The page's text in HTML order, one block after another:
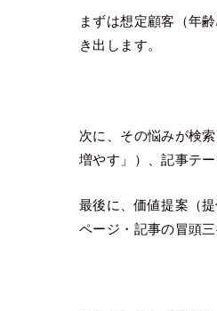
まずは想定顧客（年
き出します。
次に、その悩みが検
増やす」）、記事テ
最後に、価値提案（
ページ・記事の冒頭